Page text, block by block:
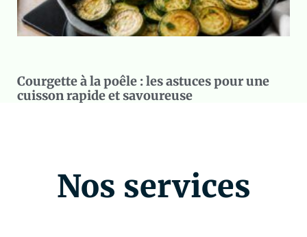
Courgette à la poêle : les astuces pour une
cuisson rapide et savoureuse
Nos services